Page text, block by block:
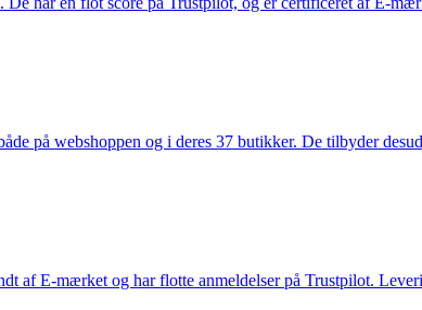
på webshoppen og i deres 37 butikker. De tilbyder
af E-mærket og har flotte anmeldelser på Trustpilot.